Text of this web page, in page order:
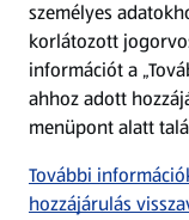
Szervizpont
(új oldalon nyílik
Fedezz fel
Töltsd le az ALDI
személyes
korlátozott
információt a
ahhoz adott
menüpont alatt
További
hozzájárulás